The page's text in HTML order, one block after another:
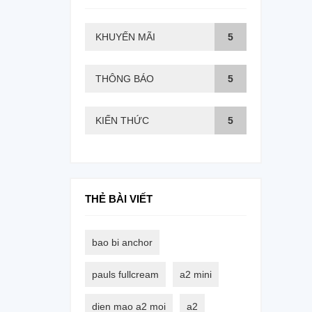
KHUYẾN MÃI 5
THÔNG BÁO 5
KIẾN THỨC 5
THẺ BÀI VIẾT
bao bi anchor
pauls fullcream a2 mini
dien mao a2 moi a2